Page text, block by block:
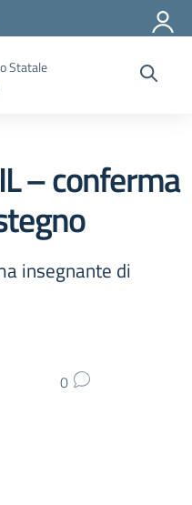
Statale
– conferma
insegnante di
0